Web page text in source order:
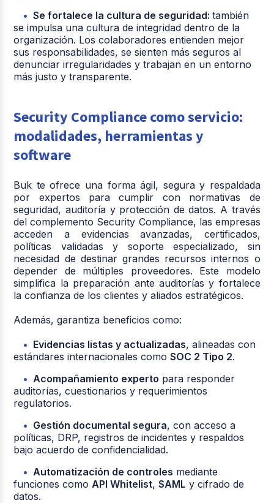
Se fortalece la cultura de seguridad:también
se impulsa una cultura de integridad dentro de la
organización. Los colaboradores entienden mejor
sus responsabilidades, se sienten más seguros al
denunciar irregularidades y trabajan en un entorno
más justo y transparente.
Security Compliance como servicio:
modalidades, herramientas y
software
Buk te ofrece una forma ágil, segura y respaldada
por expertos para cumplir con normativas de
seguridad, auditoría y protección de datos. A través
del complemento Security Compliance, las empresas
acceden a evidencias avanzadas, certificados,
políticas validadas y soporte especializado, sin
necesidad de destinar grandes recursos internos o
depender de múltiples proveedores. Este modelo
simplifica la preparación ante auditorías y fortalece
la confianza de los clientes y aliados estratégicos.
Además, garantiza beneficios como:
Evidencias listas y actualizadas, alineadas con
estándares internacionales comoSOC 2 Tipo 2.
Acompañamiento experto para responder
auditorías, cuestionarios y requerimientos
regulatorios.
Gestión documental segura, con acceso a
políticas, DRP, registros de incidentes y respaldos
bajo acuerdo de confidencialidad.
Automatización de controles mediante
funciones como API Whitelist,SAML y cifrado de
datos.